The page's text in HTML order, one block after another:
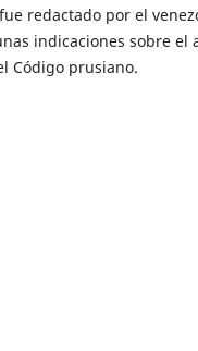
redactado por el
indicaciones sobre el
Código prusiano.